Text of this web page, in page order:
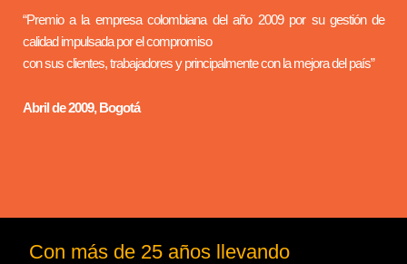
“Premio a la empresa colombiana del año 2009 por su gestión de
calidad impulsada por el compromiso
con sus clientes, trabajadores y principalmente con la mejora del país”
Abril de 2009, Bogotá
Con más de 25 años llevando